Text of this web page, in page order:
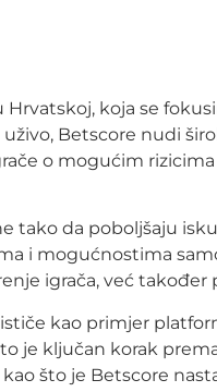
koja se
Betscore nudi
o mogućim
tako da poboljšaju
i mogućnostima
igrača, već
kao primjer
je ključan korak
što je Betscore